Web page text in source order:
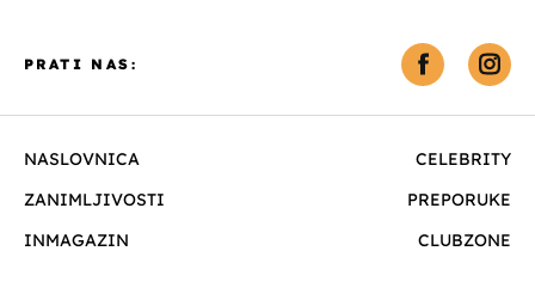
NASLOVNICA
CELEBRITY
ZANIMLJIVOSTI
PREPORUKE
INMAGAZIN
CLUBZONE
PRATI NAS: